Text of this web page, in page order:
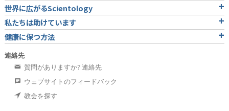
世界に広がるScientology
私たちは助けています
健康に保つ方法
連絡先
質問がありますか? 連絡先
ウェブサイトのフィードバック
教会を探す